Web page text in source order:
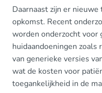
Daarnaast zijn er
opkomst. Recent
worden onderzocht voor
huidaandoeningen zoals
van generieke versies
wat de kosten voor
toegankelijkheid in de